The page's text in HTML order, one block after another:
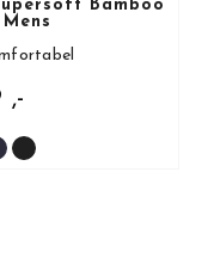
Bamboo
,-